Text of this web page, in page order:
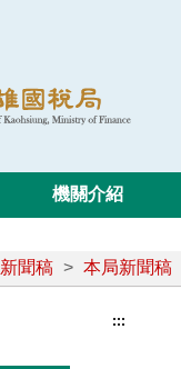
機關介紹
新聞稿 > 本局新聞稿
:::